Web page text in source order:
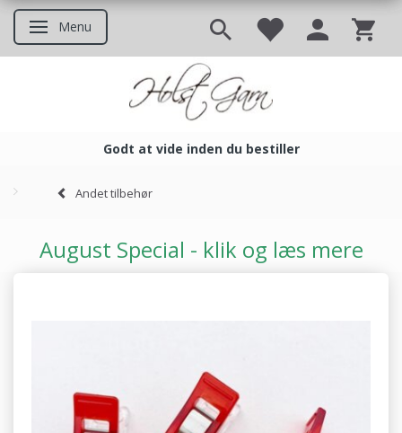
Skifte navigation
Menu
Godt at vide inden du bestiller
Andet tilbehør
August Special - klik og læs mere